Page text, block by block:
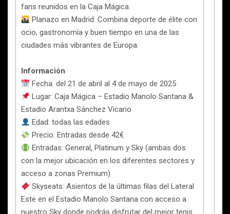
fans reunidos en la Caja Mágica.
Planazo en Madrid: Combina deporte de élite con
ocio, gastronomía y buen tiempo en una de las
ciudades más vibrantes de Europa.
Información
Fecha: del 21 de abril al 4 de mayo de 2025
Lugar: Caja Mágica – Estadio Manolo Santana &
Estadio Arantxa Sánchez Vicario
Edad: todas las edades
Precio: Entradas desde 42€
Entradas: General, Platinum y Sky (ambas dos
con la mejor ubicación en los diferentes sectores y
acceso a zonas Premium)
Skyseats: Asientos de la últimas filas del Lateral
Este en el Estadio Manolo Santana con acceso a
nuestro Sky donde podrás disfrutar del mejor tenis